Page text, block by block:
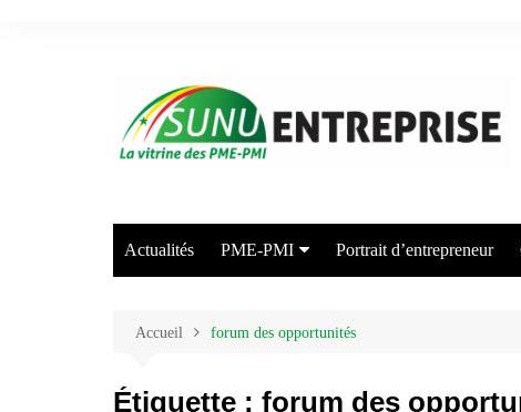
Actualités PME-PMI
Commerce
Agriculture/Elevage
Portrait d’entrepreneur
Accueil forum des opportunités
Étiquette : forum des